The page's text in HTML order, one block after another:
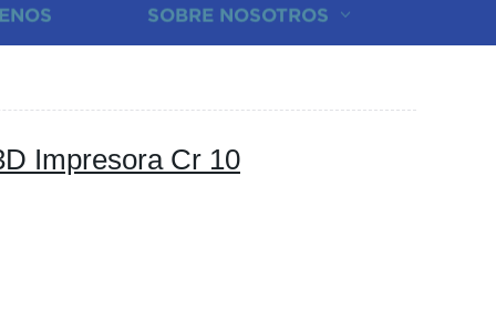
SOBRE NOSOTROS
Impresora Cr 10